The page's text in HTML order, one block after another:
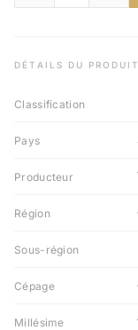
DÉTAILS DU PRODUIT
Classification
Pays
Producteur
Région
Sous-région
Cépage
Millésime